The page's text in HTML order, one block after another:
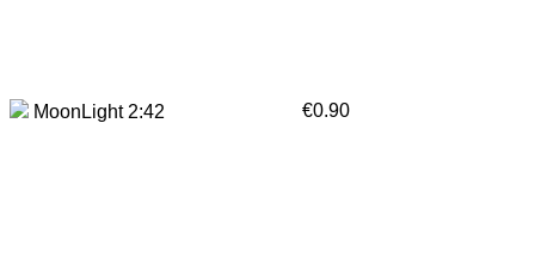
MoonLight 2:42 €0.90